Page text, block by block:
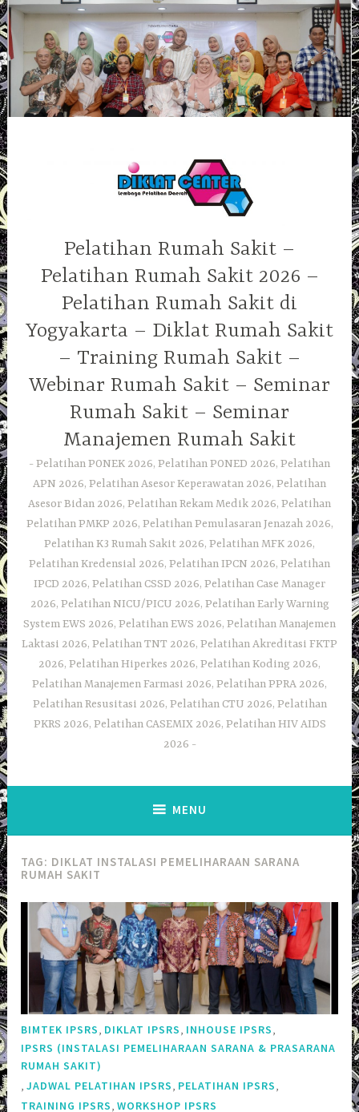
Skip
to
content
Pelatihan Rumah Sakit –
Pelatihan Rumah Sakit 2026 –
Pelatihan Rumah Sakit di
Yogyakarta – Diklat Rumah Sakit
– Training Rumah Sakit –
Webinar Rumah Sakit – Seminar
Rumah Sakit – Seminar
Manajemen Rumah Sakit
Pelatihan PONEK 2026, Pelatihan PONED 2026, Pelatihan
APN 2026, Pelatihan Asesor Keperawatan 2026, Pelatihan
Asesor Bidan 2026, Pelatihan Rekam Medik 2026, Pelatihan
Pelatihan PMKP 2026, Pelatihan Pemulasaran Jenazah 2026,
Pelatihan K3 Rumah Sakit 2026, Pelatihan MFK 2026,
Pelatihan Kredensial 2026, Pelatihan IPCN 2026, Pelatihan
IPCD 2026, Pelatihan CSSD 2026, Pelatihan Case Manager
2026, Pelatihan NICU/PICU 2026, Pelatihan Early Warning
System EWS 2026, Pelatihan EWS 2026, Pelatihan Manajemen
Laktasi 2026, Pelatihan TNT 2026, Pelatihan Akreditasi FKTP
2026, Pelatihan Hiperkes 2026, Pelatihan Koding 2026,
Pelatihan Manajemen Farmasi 2026, Pelatihan PPRA 2026,
Pelatihan Resusitasi 2026, Pelatihan CTU 2026, Pelatihan
PKRS 2026, Pelatihan CASEMIX 2026, Pelatihan HIV AIDS
2026
MENU
TAG: DIKLAT INSTALASI PEMELIHARAAN SARANA
RUMAH SAKIT
BIMTEK IPSRS, DIKLAT IPSRS, INHOUSE IPSRS,
IPSRS (INSTALASI PEMELIHARAAN SARANA & PRASARANA
RUMAH SAKIT)
,JADWAL PELATIHAN IPSRS, PELATIHAN IPSRS,
TRAINING IPSRS,WORKSHOP IPSRS